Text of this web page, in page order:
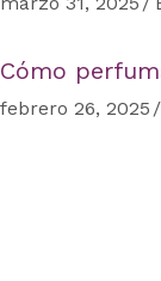
Cómo
febrero 26, 2025